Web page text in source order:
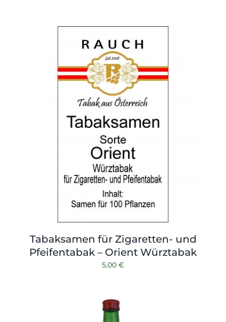
Tabaksamen für Zigaretten- und
Pfeifentabak – Orient Würztabak
5,00 €